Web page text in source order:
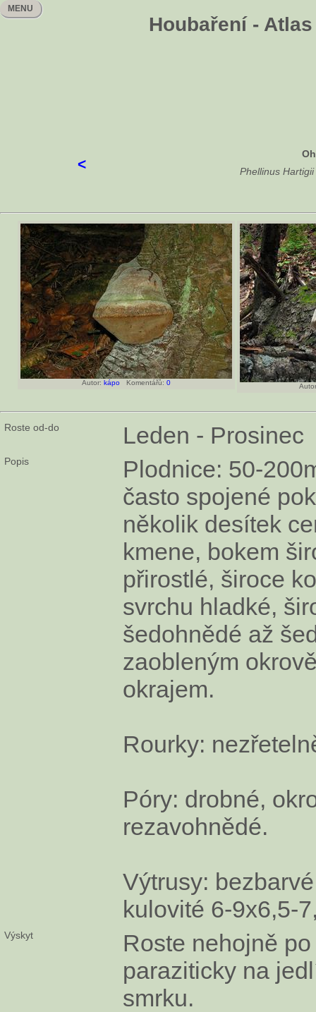
Houbaření -
MENU
<
Phellinus
Autor: kápo Komentářů: 0
Roste od-do Leden - Prosinec
Popis
Plodnice: 50-
často spojené
několik desítek
kmene, bokem
přirostlé, široce
svrchu hladké,
šedohnědé až
zaobleným
okrajem.
Rourky:
Póry: drobné,
rezavohnědé.
Výtrusy:
kulovité 6-9x6,5-
Výskyt
Roste nehojně
paraziticky na
smrku.